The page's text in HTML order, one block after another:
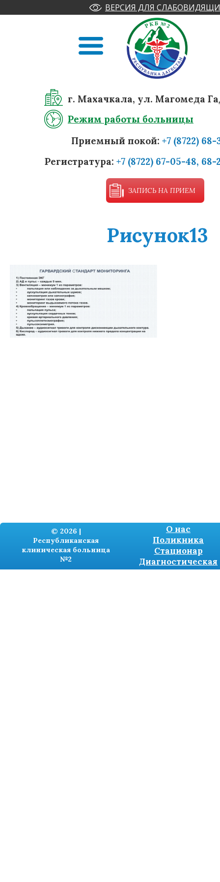
ВЕРСИЯ ДЛЯ
г. Махачкала, ул. Магомеда
Режим работы больницы
Приемный покой: +7 (8722)
Регистратура: +7 (8722) 67-05-48, 68-
ЗАПИСЬ НА ПРИЕМ
Рисунок13
© 2026 |
Республиканская
клиническая больница
№2
О нас
Поликника
Стационар
Диагностическая